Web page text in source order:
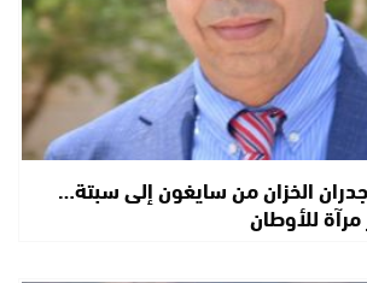
الخزان من سايغون إلى سبتة…
للأوطان